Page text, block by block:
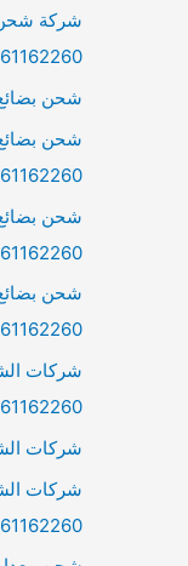
شركة شحن
شحن بضائع
شحن
شحن
شحن
شركات
شركات الشحن
شركات